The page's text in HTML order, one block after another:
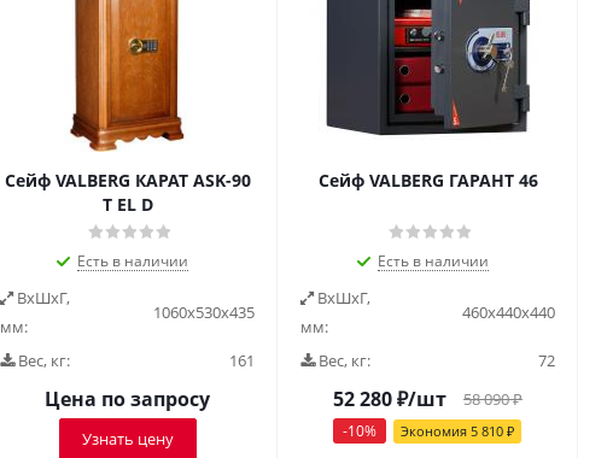
Сейф VALBERG КАРАТ ASK-90
T EL D
Есть в наличии
ВxШxГ,
мм:
1060х530х435
Вес, кг: 161
Цена по запросу
Узнать цену
Сейф VALBERG ГАРАНТ 46
Есть в наличии
ВxШxГ,
мм:
460х440х440
Вес, кг: 72
52 280₽/шт 58 090₽
-10% Экономия 5 810 ₽